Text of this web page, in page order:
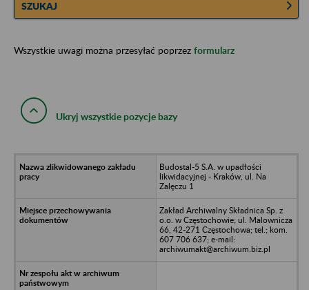
SZUKAJ
Wszystkie uwagi można przesyłać poprzez formularz
Ukryj wszystkie pozycje bazy
Budostal-5 S.A. w upadłości
likwidacyjnej - Kraków, ul. Na
Zalęczu 1
Zakład Archiwalny Składnica Sp. z
o.o. w Częstochowie; ul. Malownicza
66, 42-271 Częstochowa; tel.; kom.
607 706 637; e-mail:
archiwumakt@archiwum.biz.pl